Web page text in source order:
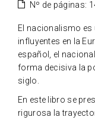
Nº de páginas:
El nacionalismo
influyentes en la
español, el
forma decisiva la
siglo.
En este libro se
rigurosa la